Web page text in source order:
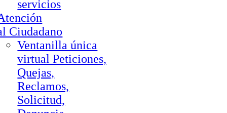
servicios
Ciudadano
Ventanilla única
virtual Peticiones,
Quejas,
Reclamos,
Solicitud,